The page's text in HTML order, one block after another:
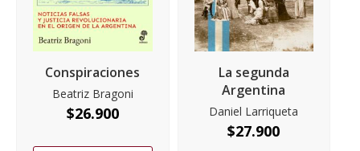
Conspiraciones
Beatriz Bragoni
$26.900
La segunda
Argentina
Daniel Larriqueta
$27.900